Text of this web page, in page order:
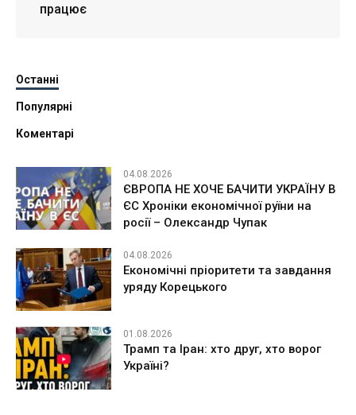
працює
Останні
Популярні
Коментарі
04.08.2026
ЄВРОПА НЕ ХОЧЕ БАЧИТИ УКРАЇНУ В
ЄС Хроніки економічної руїни на
росії – Олександр Чупак
04.08.2026
Економічні пріоритети та завдання
уряду Корецького
01.08.2026
Трамп та Іран: хто друг, хто ворог
Україні?